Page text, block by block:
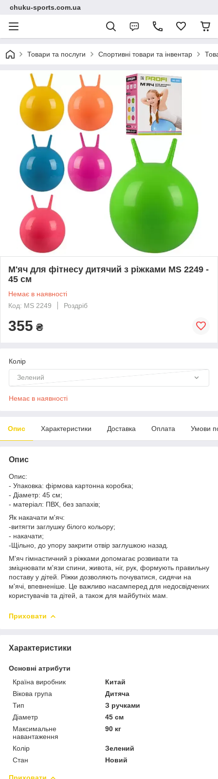
chuku-sports.com.ua
Товари та послуги Спортивні товари та інвентар
М'яч для фітнесу дитячий з ріжками MS 2249 -
45 см
Немає в наявності
Код: MS 2249
Роздріб
355 ₴
Колір
Зелений
Немає в наявності
Опис Характеристики Доставка Оплата Умови
Опис
Опис:
- Упаковка: фірмова картонна коробка;
- Діаметр: 45 см;
- матеріал: ПВХ, без запахів;
Як накачати м'яч:
-витягти заглушку білого кольору;
- накачати;
-Щільно, до упору закрити отвір заглушкою назад.
М'яч гімнастичний з ріжками допомагає розвивати та
зміцнювати м'язи спини, живота, ніг, рук, формують правильну
поставу у дітей. Ріжки дозволяють почуватися, сидячи на
м'ячі, впевненіше. Це важливо насамперед для недосвідчених
користувачів та дітей, а також для майбутніх мам.
Приховати
Характеристики
Основні атрибути
Країна виробник
Китай
Вікова група
Дитяча
Тип
З ручками
Діаметр
45 см
Максимальне
навантаження
90 кг
Колір
Зелений
Стан
Новий
Приховати